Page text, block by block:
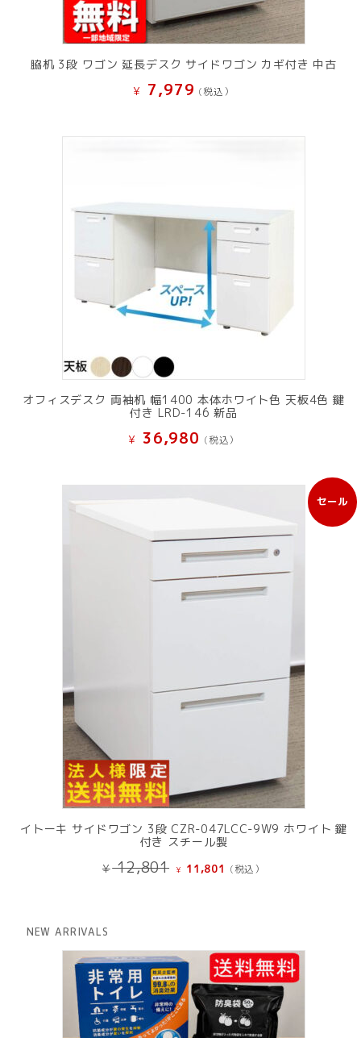
脇机 3段 ワゴン 延長デスク サイドワゴン カギ付き 中古
¥ 7,979 (税込）
オフィスデスク 両袖机 幅1400 本体ホワイト色 天板4色 鍵
付き LRD-146 新品
¥ 36,980 (税込）
セール
販
売
イトーキ サイドワゴン 3段 CZR-047LCC-9W9 ホワイト 鍵
付き スチール製
¥12,801 元
で
し
た。
¥ 11,801 現
¥ 11,801
で
す。
(税込）
NEW ARRIVALS